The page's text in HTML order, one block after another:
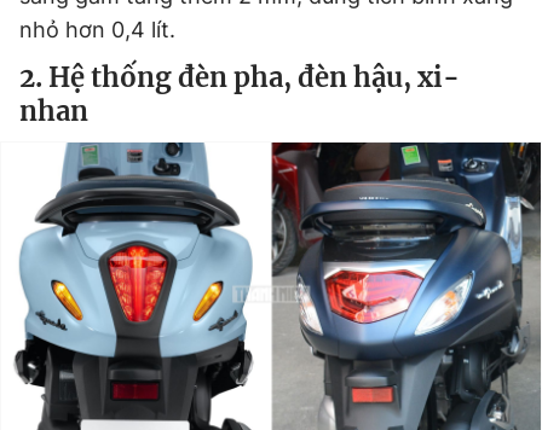
nhỏ hơn 0,4 lít.
2. Hệ thống đèn pha, đèn hậu, xi-
nhan